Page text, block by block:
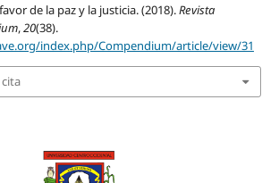
de la paz y la justicia. (2018).Revista
,20(38).
index.php/Compendium/article/view/31